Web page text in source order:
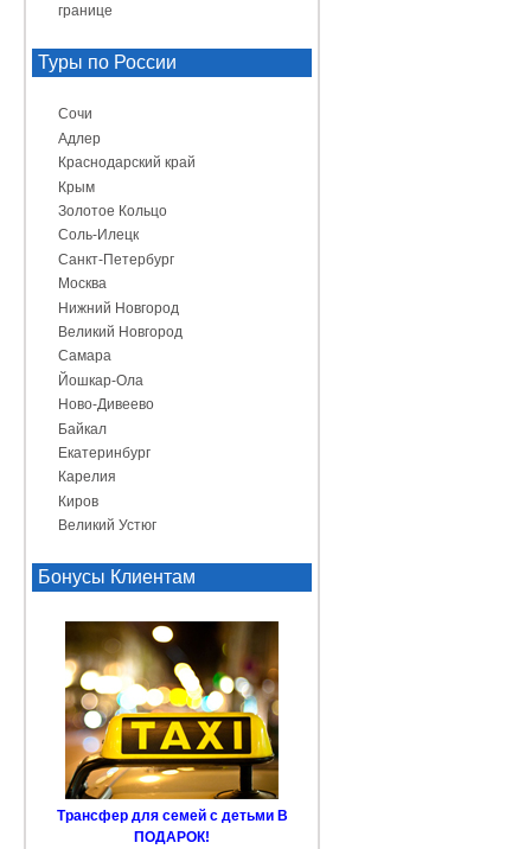
границе
Туры по России
Сочи
Адлер
Краснодарский край
Крым
Золотое Кольцо
Соль-Илецк
Санкт-Петербург
Москва
Нижний Новгород
Великий Новгород
Самара
Йошкар-Ола
Ново-Дивеево
Байкал
Екатеринбург
Карелия
Киров
Великий Устюг
Бонусы Клиентам
Трансфер для семей с детьми В
ПОДАРОК!